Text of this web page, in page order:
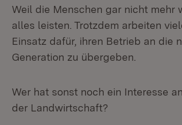
Weil die Menschen gar nicht mehr
alles leisten. Trotzdem arbeiten
Einsatz dafür, ihren Betrieb an die
Generation zu übergeben.
Wer hat sonst noch ein Interesse
der Landwirtschaft?